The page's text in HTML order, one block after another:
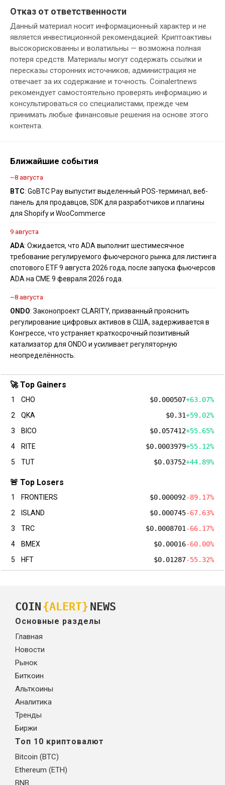
Отказ от ответственности
Данный материал носит информационный характер и не
является инвестиционной рекомендацией. Криптоактивы
высокорискованны и волатильны — возможна полная
потеря средств. Материалы могут содержать ссылки и
пересказы сторонних источников; администрация не
отвечает за их содержание и точность. Coinalertnews
рекомендует самостоятельно проверять информацию и
консультироваться со специалистами, прежде чем
принимать любые финансовые решения на основе этого
контента.
Ближайшие события
~8 августа
BTC: GoBTC Pay выпустит выделенный POS-терминал, веб-
панель для продавцов, SDK для разработчиков и плагины
для Shopify и WooCommerce
9 августа
ADA: Ожидается, что ADA выполнит шестимесячное
требование регулируемого фьючерсного рынка для листинга
спотового ETF 9 августа 2026 года, после запуска фьючерсов
ADA на CME 9 февраля 2026 года.
~8 августа
ONDO: Законопроект CLARITY, призванный прояснить
регулирование цифровых активов в США, задерживается в
Конгрессе, что устраняет краткосрочный позитивный
катализатор для ONDO и усиливает регуляторную
неопределённость.
🚀 Top Gainers
1 CHO $0.000507+63.07%
2
QKA $0.31+59.02%
3
BICO $0.057412+55.65%
4
RITE $0.0003979+55.12%
5
TUT $0.03752+44.89%
🚨 Top Losers
1 FRONTIERS $0.000092-89.17%
2
ISLAND $0.000745-67.63%
3
TRC $0.0008701 -66.17%
4
BMEX $0.00016-60.00%
5
HFT $0.01287-55.32%
COIN {ALERT} NEWS
Основные разделы
Главная
Новости
Рынок
Биткоин
Альткоины
Аналитика
Тренды
Биржи
Топ 10 криптовалют
Bitcoin (BTC)
Ethereum (ETH)
BNB